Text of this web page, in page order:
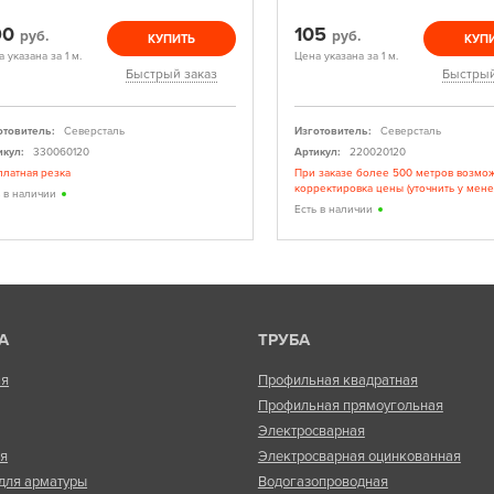
руб.
указана за 1 м.
КУПИТЬ
Быстрый заказ
Северсталь
330060120
резка
в наличии
105 руб.
Цена указана за 1 м.
Изготовитель:
Северсталь
Артикул:
220020120
При заказе более 500 метров
корректировка цены (уточнить у
Есть в наличии
арматуры
ТРУБА
Профильная квадратная
Профильная прямоугольная
Электросварная
Электросварная оцинкованная
Водогазопроводная